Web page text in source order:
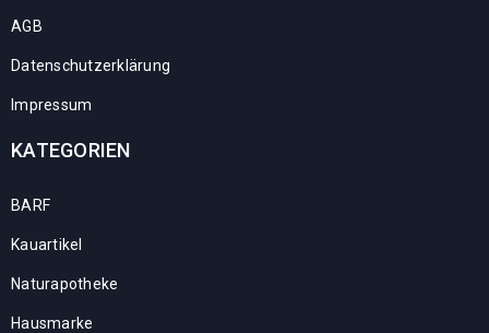
AGB
Datenschutzerklärung
Impressum
KATEGORIEN
BARF
Kauartikel
Naturapotheke
Hausmarke